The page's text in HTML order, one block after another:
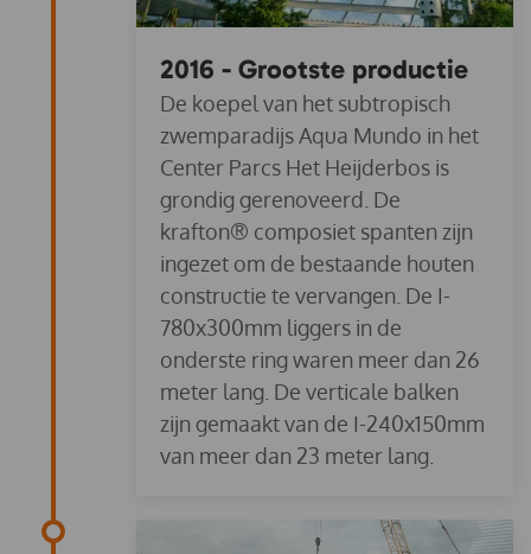
2016 - Grootste productie
De koepel van het subtropisch
zwemparadijs Aqua Mundo in het
Center Parcs Het Heijderbos is
grondig gerenoveerd. De
krafton® composiet spanten zijn
ingezet om de bestaande houten
constructie te vervangen. De I-
780x300mm liggers in de
onderste ring waren meer dan 26
meter lang. De verticale balken
zijn gemaakt van de I-240x150mm
van meer dan 23 meter lang.